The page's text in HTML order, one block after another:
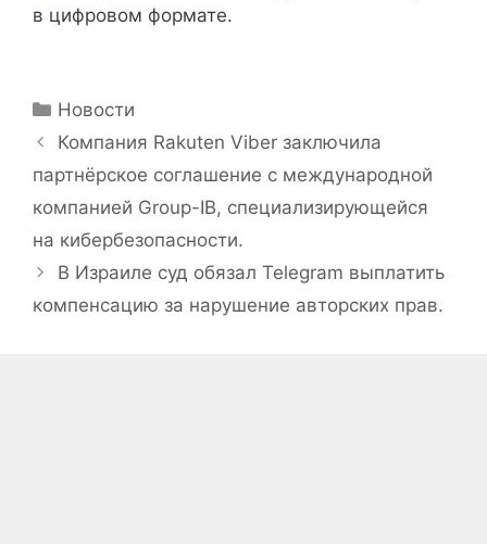
Рубрики
Новости
Компания Rakuten Viber заключила
партнёрское соглашение с международной
компанией Group-IB, специализирующейся
на кибербезопасности.
В Израиле суд обязал Telegram выплатить
компенсацию за нарушение авторских прав.